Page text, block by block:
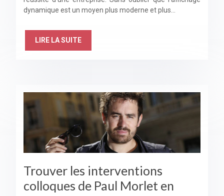
dynamique est un moyen plus moderne et plus…
LIRE LA SUITE
Trouver les interventions
colloques de Paul Morlet en